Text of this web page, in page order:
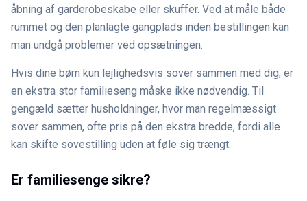
åbning af garderobeskabe eller skuffer. Ved at måle både
rummet og den planlagte gangplads inden bestillingen kan
man undgå problemer ved opsætningen.
Hvis dine børn kun lejlighedsvis sover sammen med dig, er
en ekstra stor familieseng måske ikke nødvendig. Til
gengæld sætter husholdninger, hvor man regelmæssigt
sover sammen, ofte pris på den ekstra bredde, fordi alle
kan skifte sovestilling uden at føle sig trængt.
Er familiesenge sikre?